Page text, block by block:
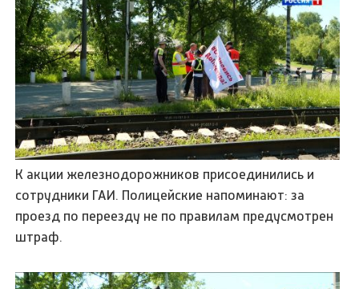
К акции железнодорожников присоединились и
сотрудники ГАИ. Полицейские напоминают: за
проезд по переезду не по правилам предусмотрен
штраф.